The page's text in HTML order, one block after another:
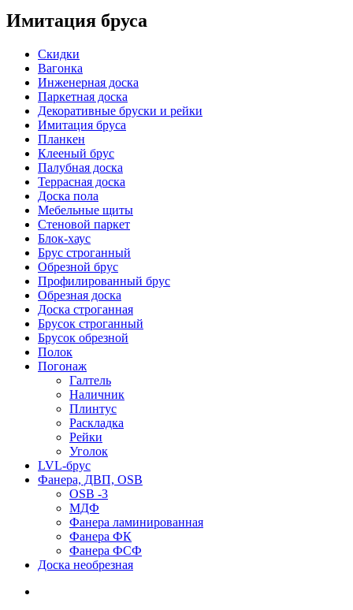
Имитация бруса
Скидки
Вагонка
Инженерная доска
Паркетная доска
Декоративные бруски и рейки
Имитация бруса
Планкен
Клееный брус
Палубная доска
Террасная доска
Доска пола
Мебельные щиты
Стеновой паркет
Блок-хаус
Брус строганный
Обрезной брус
Профилированный брус
Обрезная доска
Доска строганная
Брусок строганный
Брусок обрезной
Полок
Погонаж
Галтель
Наличник
Плинтус
Раскладка
Рейки
Уголок
LVL-брус
Фанера, ДВП, OSB
OSB -3
МДФ
Фанера ламинированная
Фанера ФК
Фанера ФСФ
Доска необрезная